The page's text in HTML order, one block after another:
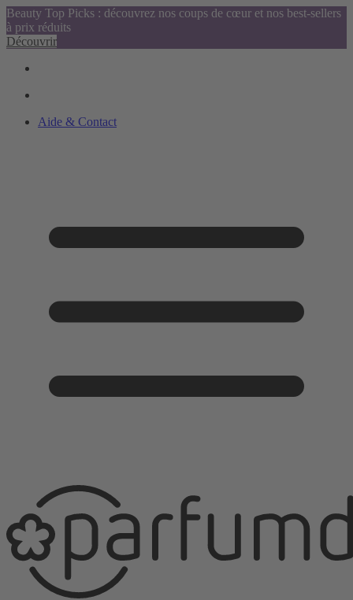
Beauty Top Picks : découvrez nos coups de cœur et nos best-sellers
à prix réduits
Découvrir
Aide & Contact